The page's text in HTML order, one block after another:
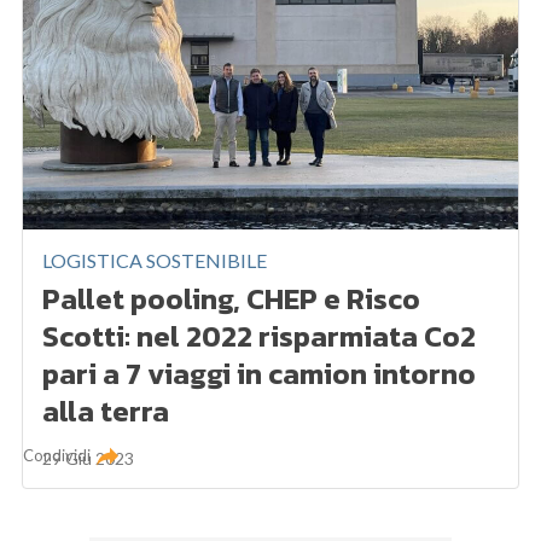
LOGISTICA SOSTENIBILE
Pallet pooling, CHEP e Risco
Scotti: nel 2022 risparmiata Co2
pari a 7 viaggi in camion intorno
alla terra
29 Giu 2023
Condividi